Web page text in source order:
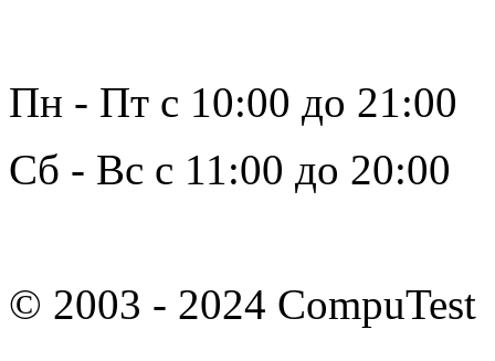
Пн - Пт с 10:00 до 21:00
Сб - Вс с 11:00 до 20:00
© 2003 - 2024 CompuTest